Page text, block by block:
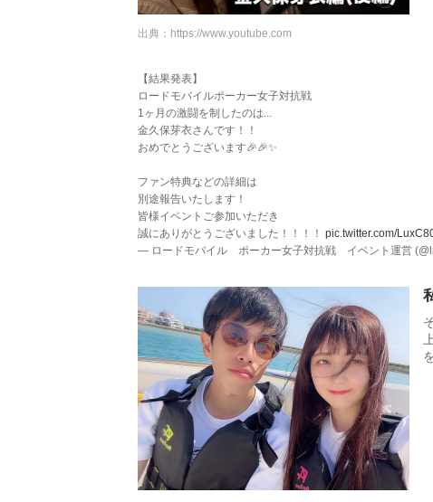
出典： https://www.youtube.com
【結果発表】
ロードモバイルポーカー女子対抗戦
1ヶ月の激闘を制したのは...
金久保芽衣さんです！！
おめでとうございます🎉🎉✨
ファン特典などの詳細は
別途報告いたします！
皆様イベントご参加いただき
誠にありがとうございました！！！！ pic.twitter.com/
— ロードモバイル ポーカー女子対抗戦 イベント運営